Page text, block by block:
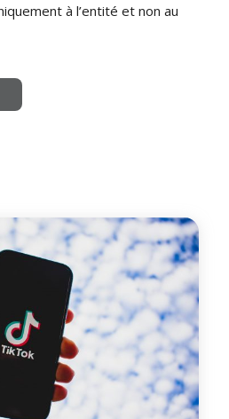
à l’entité et non au